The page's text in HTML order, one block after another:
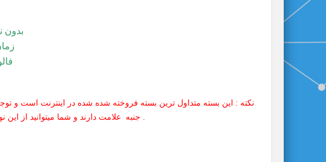
بدون
زمان : 24
نکته : این بسته متداول ترین بسته فروخته شده شده در اینترنت است و